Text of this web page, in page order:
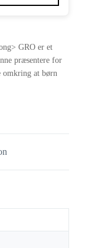
GRO er et
præsentere for
omkring at børn